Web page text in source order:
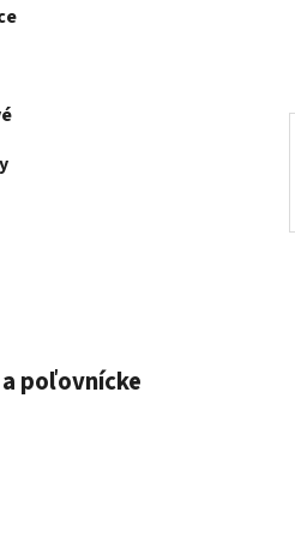
poľovnícke